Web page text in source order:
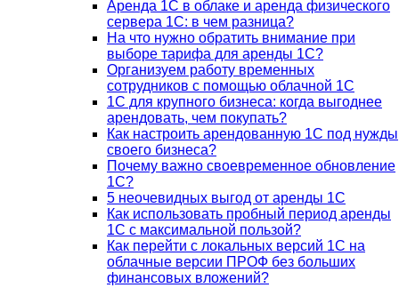
Аренда 1С в облаке и аренда физического
сервера 1С: в чем разница?
На что нужно обратить внимание при
выборе тарифа для аренды 1С?
Организуем работу временных
сотрудников с помощью облачной 1С
1С для крупного бизнеса: когда выгоднее
арендовать, чем покупать?
Как настроить арендованную 1С под нужды
своего бизнеса?
Почему важно своевременное обновление
1С?
5 неочевидных выгод от аренды 1С
Как использовать пробный период аренды
1С с максимальной пользой?
Как перейти с локальных версий 1С на
облачные версии ПРОФ без больших
финансовых вложений?